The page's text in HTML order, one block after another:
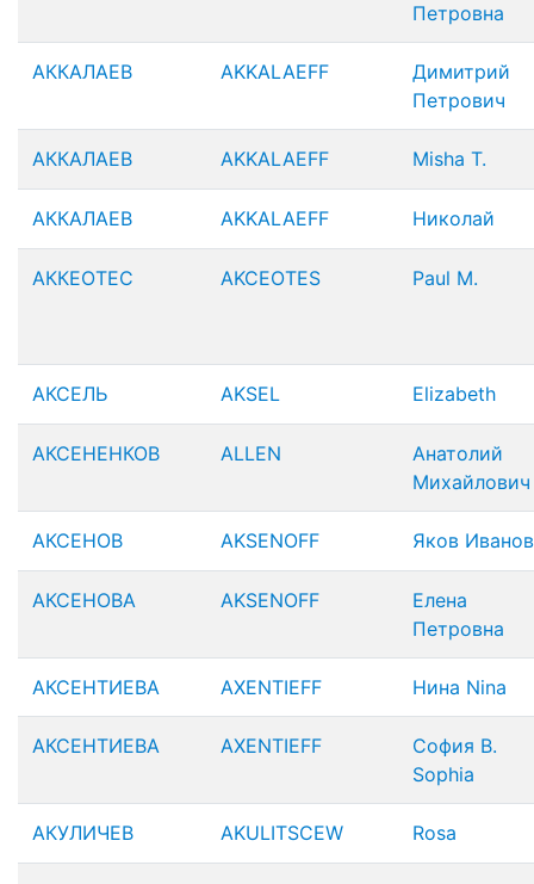
Петровна
АККАЛАЕВ AKKALAEFF
Димитрий
Петрович
АККАЛАЕВ AKKALAEFF Misha T.
АККАЛАЕВ AKKALAEFF Николай
АККЕОТЕС AKCEOTES Paul M.
АКСЕЛЬ AKSEL Elizabeth
АКСЕНЕНКОВ ALLEN
Анатолий
Михайлович
АКСЕНОВ AKSENOFF Яков
АКСЕНОВА AKSENOFF
Елена
Петровна
АКСЕНТИЕВА AXENTIEFF Нина Nina
АКСЕНТИЕВА AXENTIEFF
София В.
Sophia
АКУЛИЧЕВ AKULITSCEW Rosa